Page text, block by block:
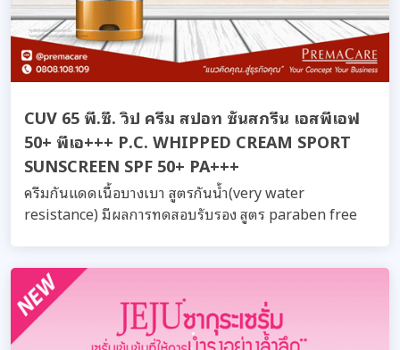
CUV 65 พี.ซี. วิป ครีม สปอท ซันสกรีน เอสพีเอฟ
50+ พีเอ+++ P.C. WHIPPED CREAM SPORT
SUNSCREEN SPF 50+ PA+++
ครีมกันแดดเนื้อบางเบา สูตรกันน้ำ(very water
resistance) มีผลการทดสอบรับรอง สูตร paraben free